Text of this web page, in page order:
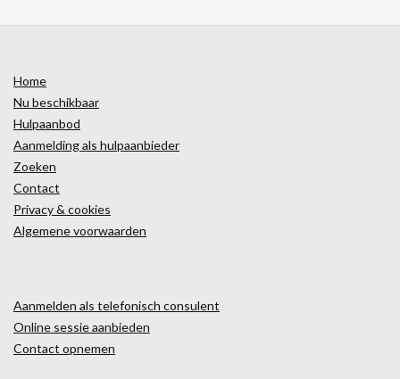
Home
Nu beschikbaar
Hulpaanbod
Aanmelding als hulpaanbieder
Zoeken
Contact
Privacy & cookies
Algemene voorwaarden
Aanmelden als telefonisch consulent
Online sessie aanbieden
Contact opnemen